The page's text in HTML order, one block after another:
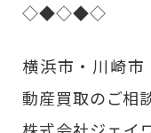
◇◆◇◆◇
横浜市・川崎
動産買取のご相